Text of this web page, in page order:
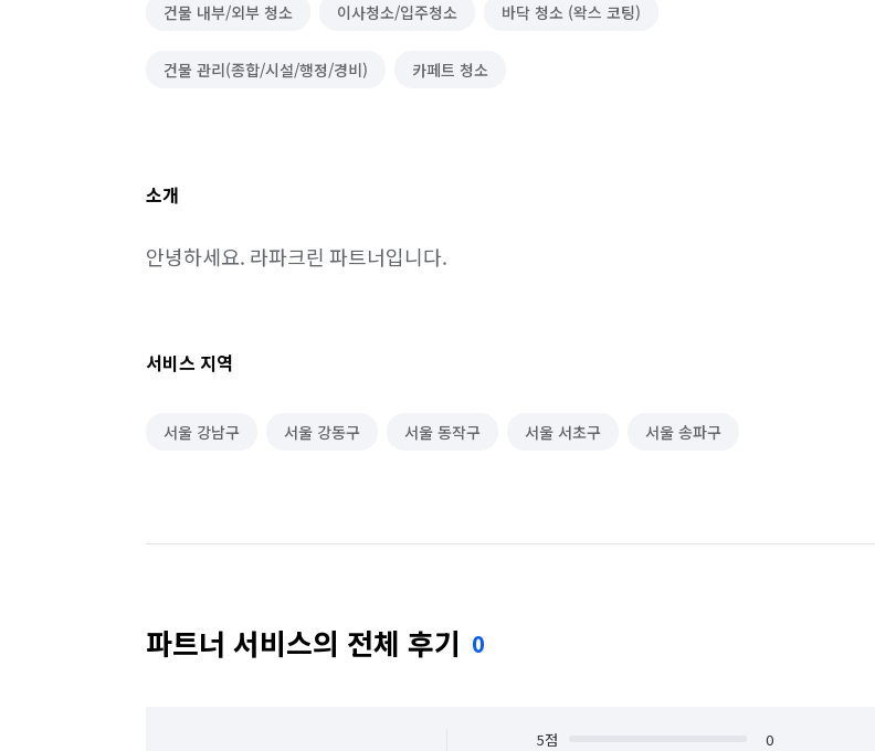
건물 내부/외부 청소 이사청소/입주청소 바닥 청소 (왁스 코팅)
건물 관리(종합/시설/행정/경비) 카페트 청소
소개
안녕하세요. 라파크린 파트너입니다.
서비스 지역
서울 강남구 서울 강동구 서울 동작구 서울 서초구 서울 송파구
파트너 서비스의 전체 후기 0
5점
0